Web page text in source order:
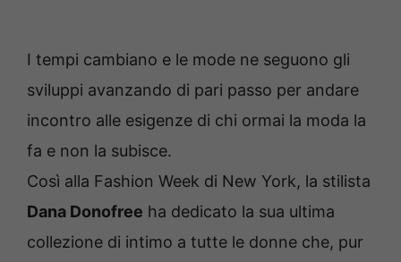
I tempi cambiano e le mode ne seguono gli
sviluppi avanzando di pari passo per andare
incontro alle esigenze di chi ormai la moda la
fa e non la subisce.
Così alla Fashion Week di New York, la stilista
Dana Donofree ha dedicato la sua ultima
collezione di intimo a tutte le donne che, pur